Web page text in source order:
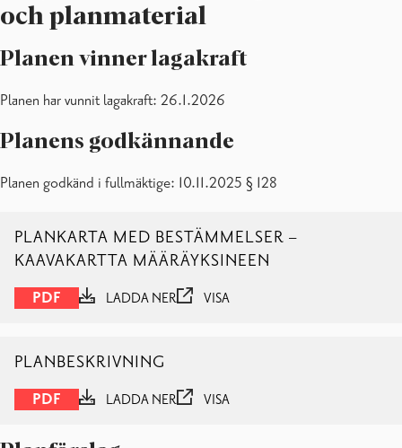
och planmaterial
Planen vinner lagakraft
Planen har vunnit lagakraft: 26.1.2026
Planens godkännande
Planen godkänd i fullmäktige: 10.11.2025 § 128
PLANKARTA MED BESTÄMMELSER –
KAAVAKARTTA MÄÄRÄYKSINEEN
PDF LADDA NER VISA
PLANBESKRIVNING
PDF LADDA NER VISA